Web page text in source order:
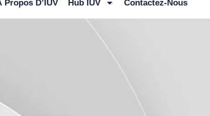
Propos D’IUV Hub IUV Contactez-Nous